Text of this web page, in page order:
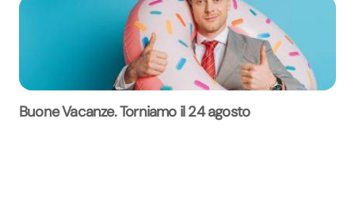
Buone Vacanze. Torniamo il 24 agosto